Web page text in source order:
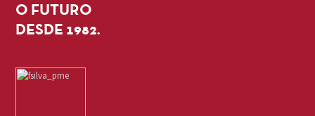
O FUTURO
DESDE 1982.